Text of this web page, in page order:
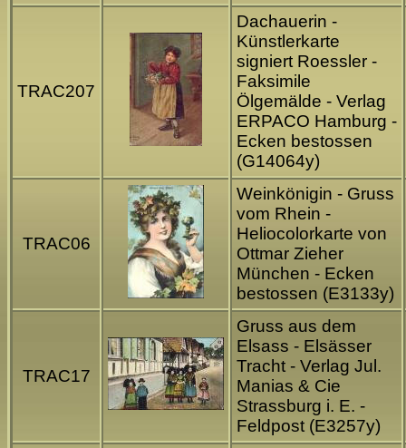
TRAC207
Dachauerin -
Künstlerkarte
signiert Roessler -
Faksimile
Ölgemälde - Verlag
ERPACO Hamburg -
Ecken bestossen
(G14064y)
TRAC06
Weinkönigin - Gruss
vom Rhein -
Heliocolorkarte von
Ottmar Zieher
München - Ecken
bestossen (E3133y)
TRAC17
Gruss aus dem
Elsass - Elsässer
Tracht - Verlag Jul.
Manias & Cie
Strassburg i. E. -
Feldpost (E3257y)